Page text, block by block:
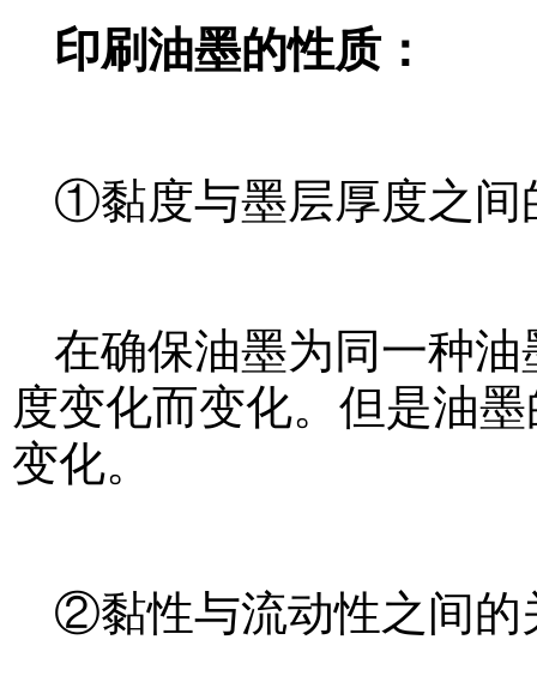
印刷油墨的性质：
①黏度与墨层厚度之间
在确保油墨为同一种
度变化而变化。但是油
变化。
②黏性与流动性之间的